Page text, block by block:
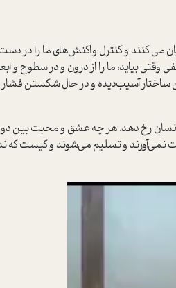
مي کنند و کنترل واکنش‌هاي ما را در
بيايد، ما را از درون و در سطوح و
ساختار آسيب‌ديده و در حال شکستن
انسان رخ دهد. هر چه عشق و محبت بين
نمي‌آورند و تسليم مي‌شوند و کيست که